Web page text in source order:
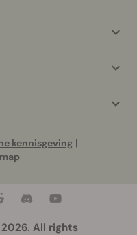
kennisgeving |
2026. All rights